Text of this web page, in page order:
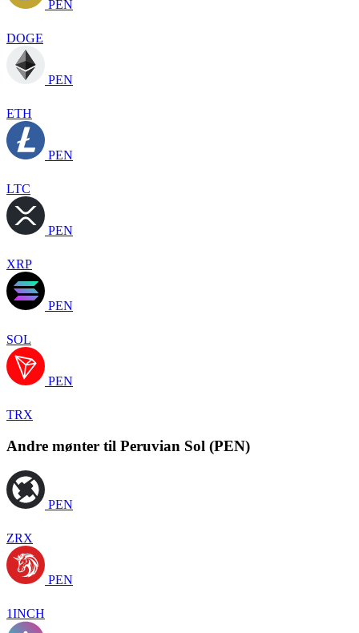
PEN
DOGE
PEN
ETH
PEN
LTC
PEN
XRP
PEN
SOL
PEN
TRX
Andre mønter til Peruvian Sol (PEN)
PEN
ZRX
PEN
1INCH